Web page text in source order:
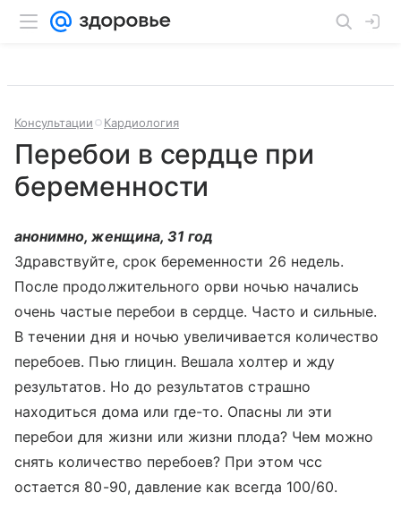
Консультации Кардиология
Перебои в сердце при
беременности
анонимно, женщина, 31 год
Здравствуйте, срок беременности 26 недель.
После продолжительного орви ночью начались
очень частые перебои в сердце. Часто и сильные.
В течении дня и ночью увеличивается количество
перебоев. Пью глицин. Вешала холтер и жду
результатов. Но до результатов страшно
находиться дома или где-то. Опасны ли эти
перебои для жизни или жизни плода? Чем можно
снять количество перебоев? При этом чсс
остается 80-90, давление как всегда 100/60.